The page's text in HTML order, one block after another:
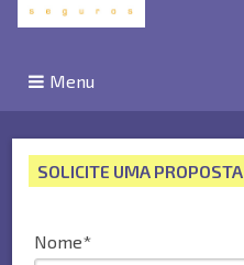
Menu
SOLICITE UMA PROPOSTA
Nome